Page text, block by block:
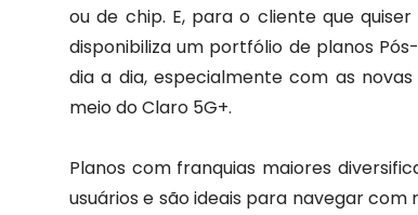
ou de chip. E, para o cliente que
disponibiliza um portfólio de planos
dia a dia, especialmente com as
meio do Claro 5G+.
Planos com franquias maiores
usuários e são ideais para navegar